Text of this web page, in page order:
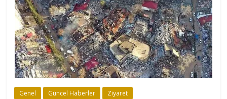
Genel Güncel Haberler Ziyaret